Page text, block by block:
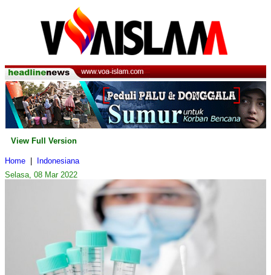
View Full Version
Home
Indonesiana
Selasa, 08 Mar 2022